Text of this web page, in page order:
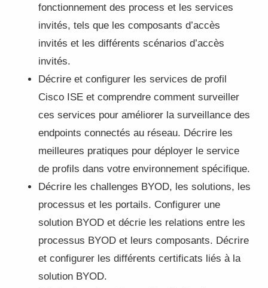
fonctionnement des process et les services
invités, tels que les composants d’accès
invités et les différents scénarios d’accès
invités.
Décrire et configurer les services de profil
Cisco ISE et comprendre comment surveiller
ces services pour améliorer la surveillance des
endpoints connectés au réseau. Décrire les
meilleures pratiques pour déployer le service
de profils dans votre environnement spécifique.
Décrire les challenges BYOD, les solutions, les
processus et les portails. Configurer une
solution BYOD et décrie les relations entre les
processus BYOD et leurs composants. Décrire
et configurer les différents certificats liés à la
solution BYOD.